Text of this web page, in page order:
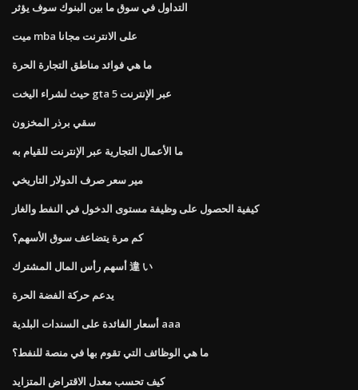
التداول في سوق ما بين البنوك سوف يؤثر
ميت mba على الانترنت مجانا
ما هي فوائد مناطق التجارة الحرة
حيث لشراء اليخت gta 5 عبر الإنترنت
سقي برذر المخزون
ما الأعمال التجارية عبر الإنترنت للقيام به
مير سعر صرف الدولار التاريخي
كيفية الحصول على وظيفة مستوى الدخول في النفط والغاز
كم مرة يتضاعف سوق الأسهم؟
أسهم رأس المال المشترك 違 い
يدعم حركة الفضة الحرة
أسعار الفائدة على السندات البلدية aaa
ما هي الوظائف التي تقوم بها في منصة للنفط؟
كيف تحسب معدل الاقتراض المتزايد